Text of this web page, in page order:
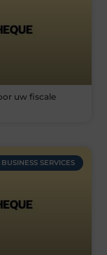
uw fiscale
SERVICES